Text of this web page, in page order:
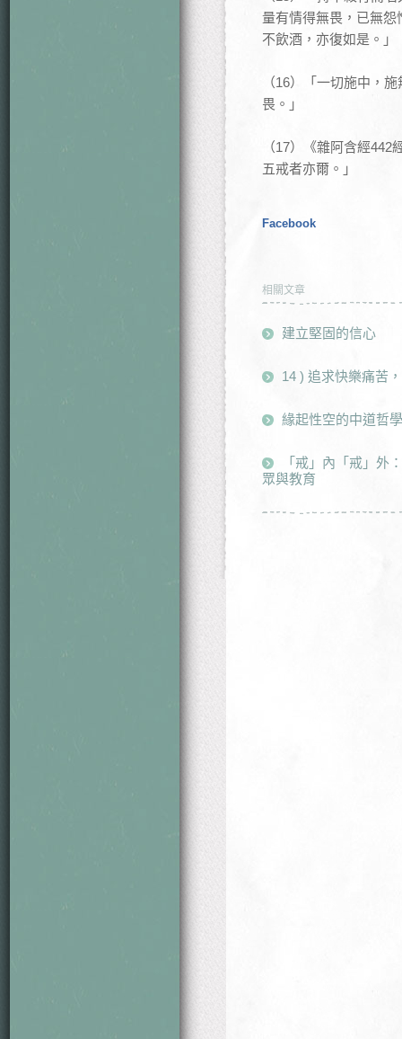
量有情得無畏，已無
不飲酒，亦復如是。」
（16）「一切施中，
畏。」
（17）《雜阿含經
五戒者亦爾。」
Facebook
相關文章
建立堅固的信心
14 ) 追求快樂痛苦
緣起性空的中道哲
「戒」內「戒」外
眾與教育